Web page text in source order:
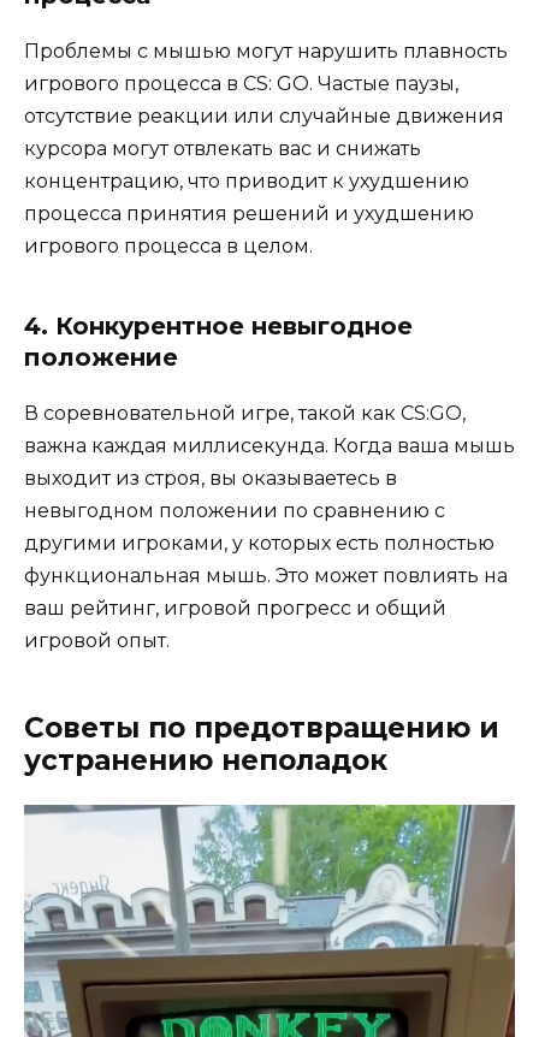
Проблемы с мышью могут нарушить плавность
игрового процесса в CS: GO. Частые паузы,
отсутствие реакции или случайные движения
курсора могут отвлекать вас и снижать
концентрацию, что приводит к ухудшению
процесса принятия решений и ухудшению
игрового процесса в целом.
4. Конкурентное невыгодное
положение
В соревновательной игре, такой как CS:GO,
важна каждая миллисекунда. Когда ваша мышь
выходит из строя, вы оказываетесь в
невыгодном положении по сравнению с
другими игроками, у которых есть полностью
функциональная мышь. Это может повлиять на
ваш рейтинг, игровой прогресс и общий
игровой опыт.
Советы по предотвращению и
устранению неполадок